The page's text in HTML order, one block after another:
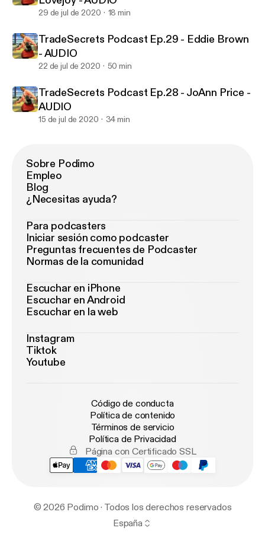
29 de jul de 2020 18 min
TradeSecrets Podcast Ep.29 - Eddie Brown
- AUDIO
22 de jul de 2020 50 min
TradeSecrets Podcast Ep.28 - JoAnn Price -
AUDIO
15 de jul de 2020 34 min
Sobre Podimo
Empleo
Blog
¿Necesitas ayuda?
Para podcasters
Iniciar sesión como podcaster
Preguntas frecuentes de Podcaster
Normas de la comunidad
Escuchar en iPhone
Escuchar en Android
Escuchar en la web
Instagram
Tiktok
Youtube
Código de conducta
Política de contenido
Términos de servicio
Política de Privacidad
Página con Certificado SSL
© 2026 Podimo · Todos los derechos reservados
España